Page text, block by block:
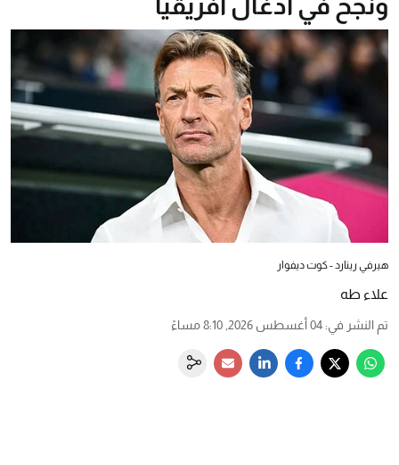
ونجح في أدغال أفريقيا
هيرفي رينارد - كوت ديفوار
علاء طه
تم النشر في: 04 أغسطس 2026, 8:10 مساءً